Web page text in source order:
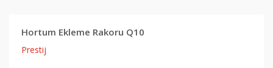
Hortum Ekleme Rakoru Q10
Prestij